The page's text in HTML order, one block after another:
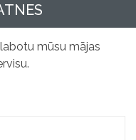
mūsu mājas